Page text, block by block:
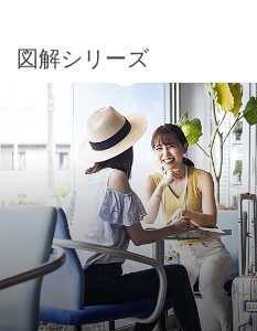
図解シリーズ